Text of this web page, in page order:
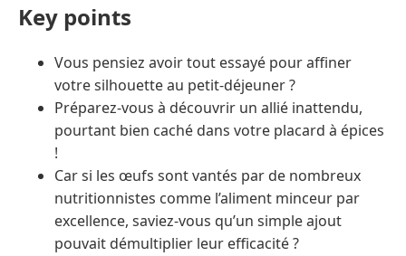
Key points
Vous pensiez avoir tout essayé pour affiner
votre silhouette au petit-déjeuner ?
Préparez-vous à découvrir un allié inattendu,
pourtant bien caché dans votre placard à épices
!
Car si les œufs sont vantés par de nombreux
nutritionnistes comme l’aliment minceur par
excellence, saviez-vous qu’un simple ajout
pouvait démultiplier leur efficacité ?